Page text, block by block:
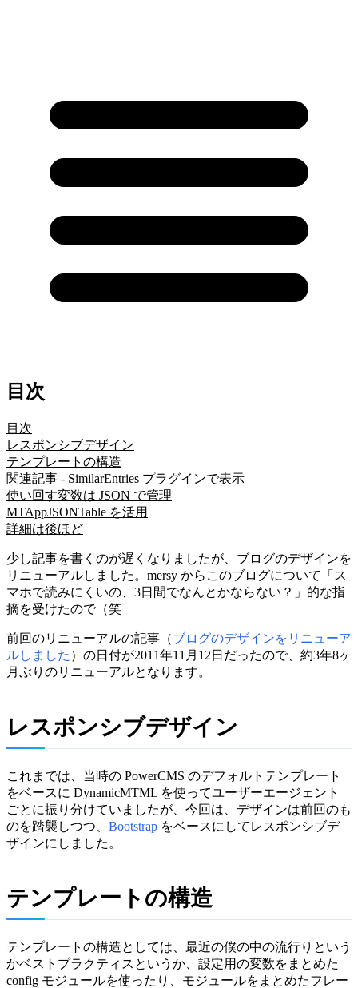
目次
目次
レスポンシブデザイン
テンプレートの構造
関連記事 - SimilarEntries プラグインで表示
使い回す変数は JSON で管理
MTAppJSONTable を活用
詳細は後ほど
少し記事を書くのが遅くなりましたが、ブログのデザインを
リニューアルしました。mersy からこのブログについて「ス
マホで読みにくいの、3日間でなんとかならない？」的な指
摘を受けたので（笑
前回のリニューアルの記事（ブログのデザインをリニューア
ルしました ）の日付が2011年11月12日だったので、約3年8ヶ
月ぶりのリニューアルとなります。
レスポンシブデザイン
これまでは、当時の PowerCMS のデフォルトテンプレート
をベースに DynamicMTML を使ってユーザーエージェント
ごとに振り分けていましたが、今回は、デザインは前回のも
のを踏襲しつつ、 Bootstrap をベースにしてレスポンシブデ
ザインにしました。
テンプレートの構造
テンプレートの構造としては、最近の僕の中の流行りという
かベストプラクティスというか、設定用の変数をまとめた
config モジュールを使ったり、モジュールをまとめたフレー